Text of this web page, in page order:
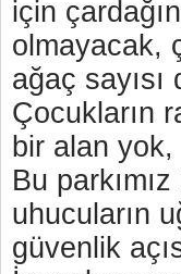
için
olmayacak,
ağaç sayısı
Çocukların
bir alan
Bu
uhucuların
güvenlik